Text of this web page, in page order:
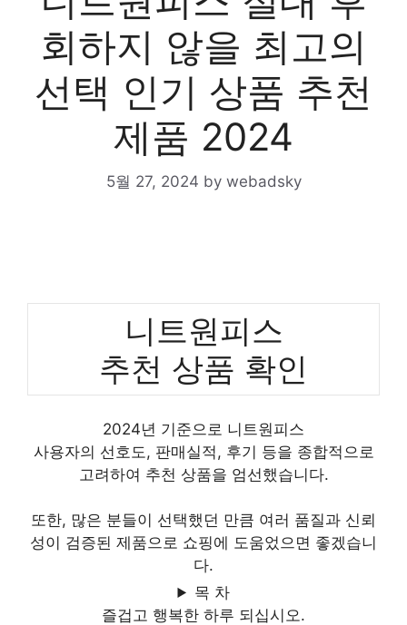
회하지 않을 최고의
선택 인기 상품 추천
제품 2024
5월 27, 2024 by webadsky
니트원피스
추천 상품 확인
2024년 기준으로 니트원피스
사용자의 선호도, 판매실적, 후기 등을 종합적으로
고려하여 추천 상품을 엄선했습니다.
또한, 많은 분들이 선택했던 만큼 여러 품질과 신뢰
성이 검증된 제품으로 쇼핑에 도움었으면 좋겠습니
다.
목 차
즐겁고 행복한 하루 되십시오.